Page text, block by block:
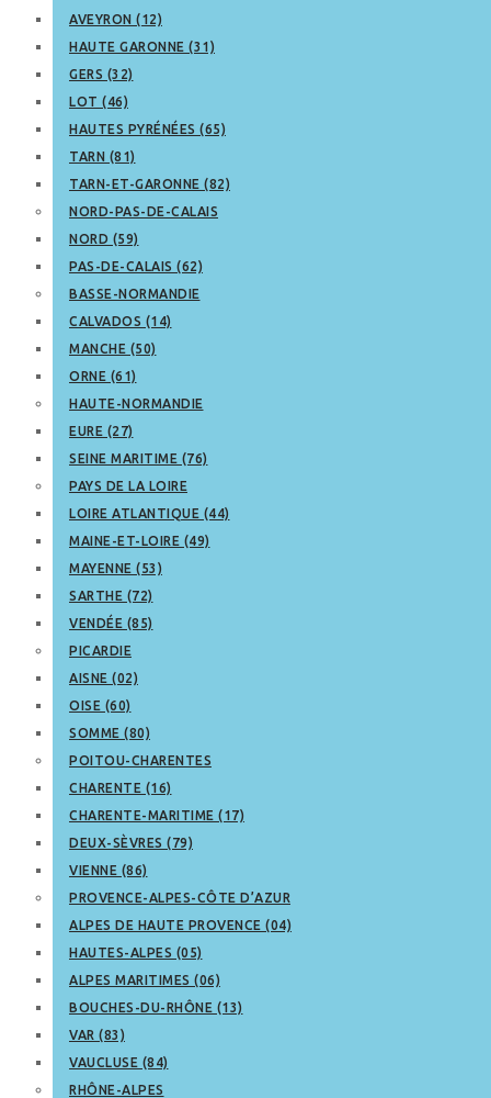
AVEYRON (12)
HAUTE GARONNE (31)
GERS (32)
LOT (46)
HAUTES PYRÉNÉES (65)
TARN (81)
TARN-ET-GARONNE (82)
NORD-PAS-DE-CALAIS
NORD (59)
PAS-DE-CALAIS (62)
BASSE-NORMANDIE
CALVADOS (14)
MANCHE (50)
ORNE (61)
HAUTE-NORMANDIE
EURE (27)
SEINE MARITIME (76)
PAYS DE LA LOIRE
LOIRE ATLANTIQUE (44)
MAINE-ET-LOIRE (49)
MAYENNE (53)
SARTHE (72)
VENDÉE (85)
PICARDIE
AISNE (02)
OISE (60)
SOMME (80)
POITOU-CHARENTES
CHARENTE (16)
CHARENTE-MARITIME (17)
DEUX-SÈVRES (79)
VIENNE (86)
PROVENCE-ALPES-CÔTE D’AZUR
ALPES DE HAUTE PROVENCE (04)
HAUTES-ALPES (05)
ALPES MARITIMES (06)
BOUCHES-DU-RHÔNE (13)
VAR (83)
VAUCLUSE (84)
RHÔNE-ALPES